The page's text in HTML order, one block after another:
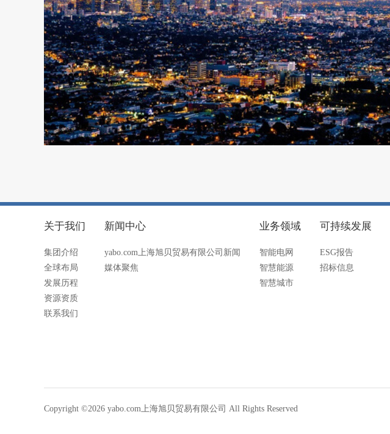
关于我们
集团介绍
全球布局
发展历程
资源资质
联系我们
新闻中心
yabo.com上海旭贝贸易有限公司新闻
媒体聚焦
业务领域
智能电网
智慧能源
智慧城市
可持续发展
ESG报告
招标信息
Copyright ©2026 yabo.com上海旭贝贸易有限公司 All Rights Reserved